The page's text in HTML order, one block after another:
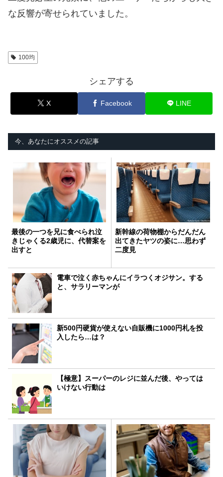
な反響が寄せられていました。
100均
シェアする
X Facebook LINE
今、あなたにオススメの記事
最後の一つを兄に食べられ泣
きじゃくる2歳児に、代替案を
出すと
新幹線の荷物棚からだんだん
出てきたヤツの姿に…思わず
二度見
電車で泣く赤ちゃんにイラつくオジサン。する
と、サラリーマンが
新500円硬貨が使えない自販機に1000円札を投
入したら…は？
【極意】スーパーのレジに並んだ後、やっては
いけない行動は